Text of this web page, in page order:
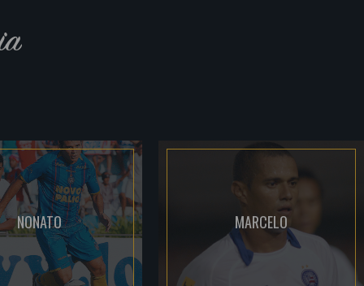
NONATO MARCELO